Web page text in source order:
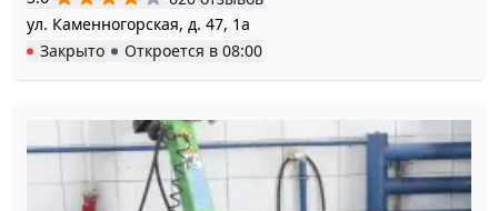
ул. Каменногорская, д. 47, 1а
Закрыто
Откроется в 08:00